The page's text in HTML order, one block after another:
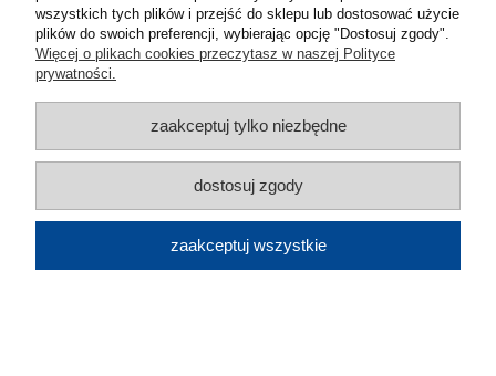
Importer
Dom Bianco Sp. z o.o.
05-090 Raszyn, Polska
Warto dokupić
wszystkich tych plików i przejść do sklepu lub dostosować użycie
plików do swoich preferencji, wybierając opcję "Dostosuj zgody".
Więcej o plikach cookies przeczytasz w naszej Polityce
prywatności.
zaakceptuj tylko niezbędne
dostosuj zgody
zaakceptuj wszystkie